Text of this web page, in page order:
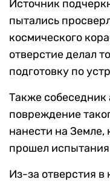
Источник
пытались
космического
отверстие делал
подготовку по
Также собеседник
повреждение
нанести на Земле,
прошел
Из-за отверстия